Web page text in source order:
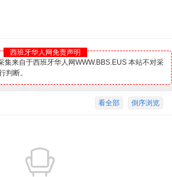
西班牙华人网免责声明
集来自于西班牙华人网WWW.BBS.EUS 本站不对采
判断。
倒序浏览
看全部